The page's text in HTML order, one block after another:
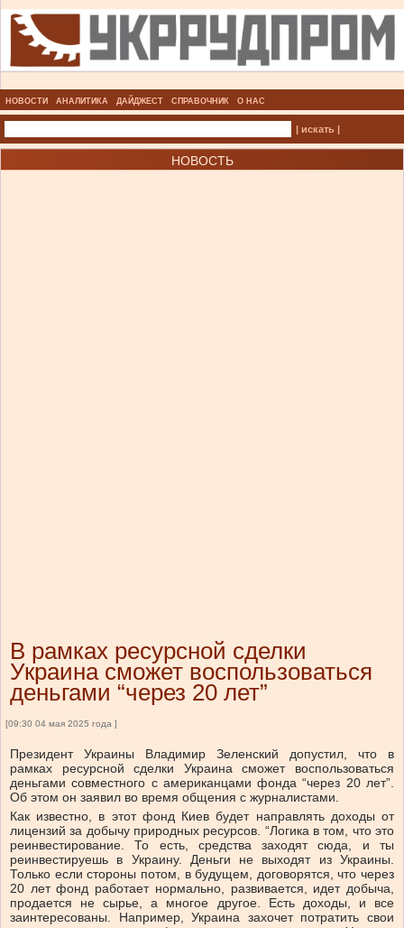
НОВОСТИ АНАЛИТИКА ДАЙДЖЕСТ СПРАВОЧНИК О НАС
| искать |
НОВОСТЬ
В рамках ресурсной сделки
Украина сможет воспользоваться
деньгами “через 20 лет”
[09:30 04 мая 2025 года ]
Президент Украины Владимир Зеленский допустил, что в
рамках ресурсной сделки Украина сможет воспользоваться
деньгами совместного с американцами фонда “через 20 лет”.
Об этом он заявил во время общения с журналистами.
Как известно, в этот фонд Киев будет направлять доходы от
лицензий за добычу природных ресурсов. “Логика в том, что это
реинвестирование. То есть, средства заходят сюда, и ты
реинвестируешь в Украину. Деньги не выходят из Украины.
Только если стороны потом, в будущем, договорятся, что через
20 лет фонд работает нормально, развивается, идет добыча,
продается не сырье, а многое другое. Есть доходы, и все
заинтересованы. Например, Украина захочет потратить свои